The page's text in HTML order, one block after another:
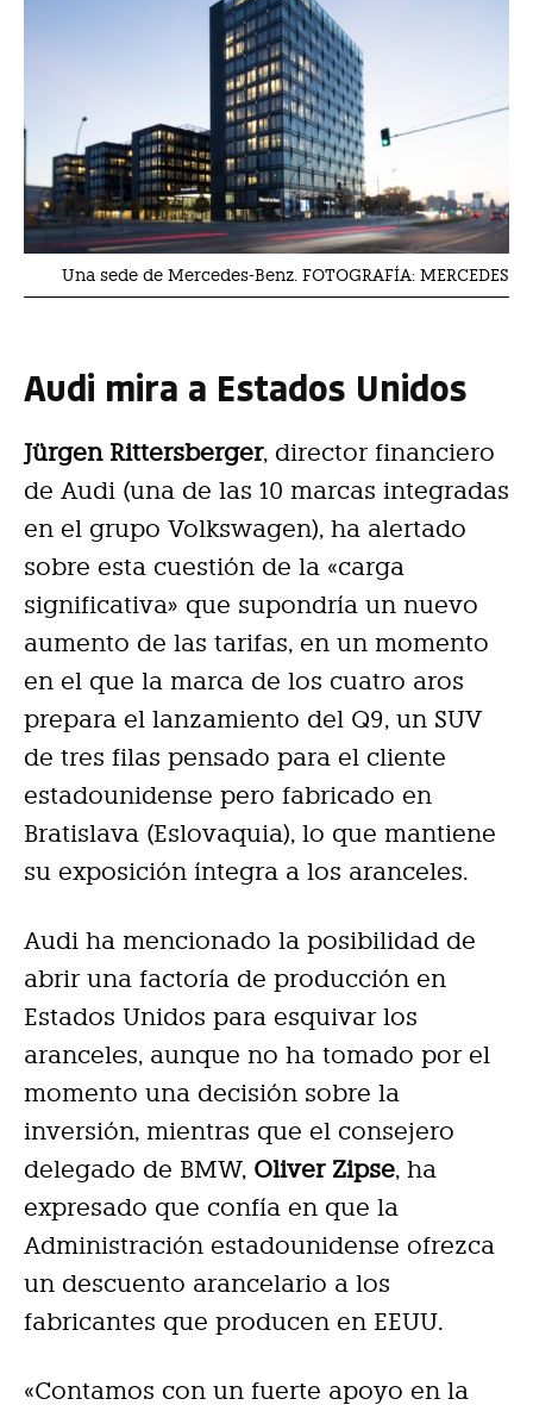
Una sede de Mercedes-Benz. FOTOGRAFÍA: MERCEDES
Audi mira a Estados Unidos
Jürgen Rittersberger, director financiero
de Audi (una de las 10 marcas integradas
en el grupo Volkswagen), ha alertado
sobre esta cuestión de la «carga
significativa» que supondría un nuevo
aumento de las tarifas, en un momento
en el que la marca de los cuatro aros
prepara el lanzamiento del Q9, un SUV
de tres filas pensado para el cliente
estadounidense pero fabricado en
Bratislava (Eslovaquia), lo que mantiene
su exposición íntegra a los aranceles.
Audi ha mencionado la posibilidad de
abrir una factoría de producción en
Estados Unidos para esquivar los
aranceles, aunque no ha tomado por el
momento una decisión sobre la
inversión, mientras que el consejero
delegado de BMW, Oliver Zipse, ha
expresado que confía en que la
Administración estadounidense ofrezca
un descuento arancelario a los
fabricantes que producen en EEUU.
«Contamos con un fuerte apoyo en la